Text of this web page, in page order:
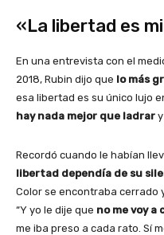
«La libertad es
En una entrevista con el
2018, Rubin dijo que lo más
esa libertad es su único lujo
hay nada mejor que ladrar
Recordó cuando le habían
libertad dependía de su
Color se encontraba cerrado
“Y yo le dije que no me voy a
me iba preso a cada rato. Sí